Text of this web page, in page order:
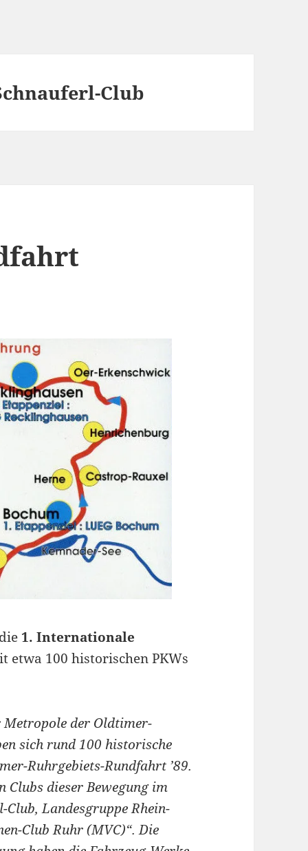
Club
1. Internationale
etwa 100 historischen PKWs
der Oldtimer-
sich rund 100 historische
Ruhrgebiets-Rundfahrt ’89.
Clubs dieser Bewegung im
Club, Landesgruppe Rhein-
Club Ruhr (MVC)“. Die